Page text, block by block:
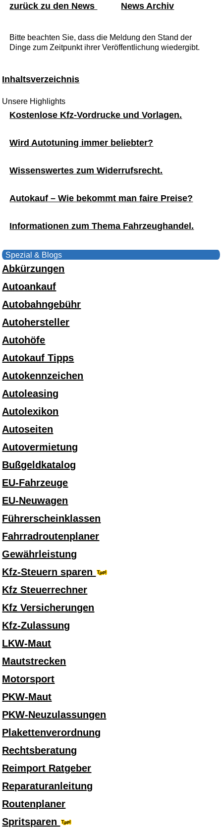
zurück zu den News News Archiv
Bitte beachten Sie, dass die Meldung den Stand der
Dinge zum Zeitpunkt ihrer Veröffentlichung wiedergibt.
Inhaltsverzeichnis
Unsere Highlights
Kostenlose Kfz-Vordrucke und Vorlagen.
Wird Autotuning immer beliebter?
Wissenswertes zum Widerrufsrecht.
Autokauf – Wie bekommt man faire Preise?
Informationen zum Thema Fahrzeughandel.
Spezial & Blogs
Abkürzungen
Autoankauf
Autobahngebühr
Autohersteller
Autohöfe
Autokauf Tipps
Autokennzeichen
Autoleasing
Autolexikon
Autoseiten
Autovermietung
Bußgeldkatalog
EU-Fahrzeuge
EU-Neuwagen
Führerscheinklassen
Fahrradroutenplaner
Gewährleistung
Kfz-Steuern sparen
Kfz Steuerrechner
Kfz Versicherungen
Kfz-Zulassung
LKW-Maut
Mautstrecken
Motorsport
PKW-Maut
PKW-Neuzulassungen
Plakettenverordnung
Rechtsberatung
Reimport Ratgeber
Reparaturanleitung
Routenplaner
Spritsparen